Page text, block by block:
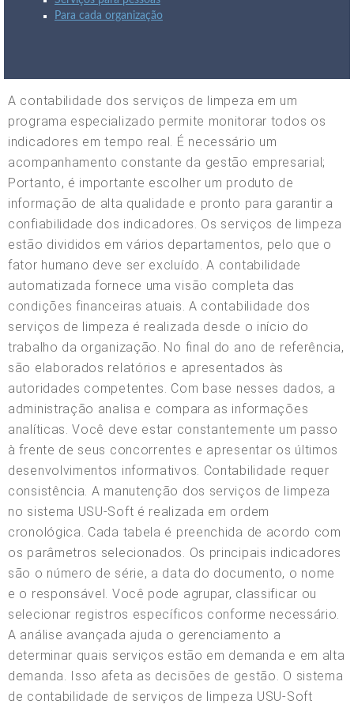
Para cada organização
A contabilidade dos serviços de limpeza em um
programa especializado permite monitorar todos os
indicadores em tempo real. É necessário um
acompanhamento constante da gestão empresarial;
Portanto, é importante escolher um produto de
informação de alta qualidade e pronto para garantir a
confiabilidade dos indicadores. Os serviços de limpeza
estão divididos em vários departamentos, pelo que o
fator humano deve ser excluído. A contabilidade
automatizada fornece uma visão completa das
condições financeiras atuais. A contabilidade dos
serviços de limpeza é realizada desde o início do
trabalho da organização. No final do ano de referência,
são elaborados relatórios e apresentados às
autoridades competentes. Com base nesses dados, a
administração analisa e compara as informações
analíticas. Você deve estar constantemente um passo
à frente de seus concorrentes e apresentar os últimos
desenvolvimentos informativos. Contabilidade requer
consistência. A manutenção dos serviços de limpeza
no sistema USU-Soft é realizada em ordem
cronológica. Cada tabela é preenchida de acordo com
os parâmetros selecionados. Os principais indicadores
são o número de série, a data do documento, o nome
e o responsável. Você pode agrupar, classificar ou
selecionar registros específicos conforme necessário.
A análise avançada ajuda o gerenciamento a
determinar quais serviços estão em demanda e em alta
demanda. Isso afeta as decisões de gestão. O sistema
de contabilidade de serviços de limpeza USU-Soft